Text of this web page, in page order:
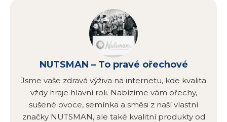
NUTSMAN – To pravé ořechové
Jsme vaše zdravá výživa na internetu, kde kvalita
vždy hraje hlavní roli. Nabízíme vám ořechy,
sušené ovoce, semínka a směsi z naší vlastní
značky NUTSMAN, ale také kvalitní produkty od